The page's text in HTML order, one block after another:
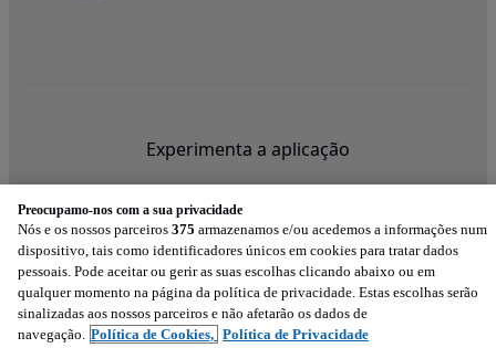
Experimenta a aplicação
Preocupamo-nos com a sua privacidade
Nós e os nossos parceiros 375 armazenamos e/ou acedemos a informações num
dispositivo, tais como identificadores únicos em cookies para tratar dados
pessoais. Pode aceitar ou gerir as suas escolhas clicando abaixo ou em
qualquer momento na página da política de privacidade. Estas escolhas serão
sinalizadas aos nossos parceiros e não afetarão os dados de
navegação. Política de Cookies, Política de Privacidade